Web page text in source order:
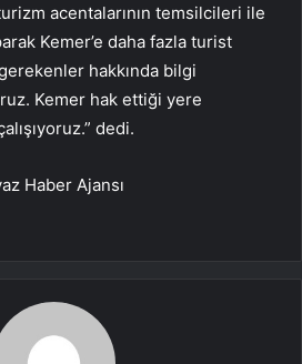
acentalarının temsilcileri ile
Kemer’e daha fazla turist
hakkında bilgi
Kemer hak ettiği yere
dedi.
Haber Ajansı